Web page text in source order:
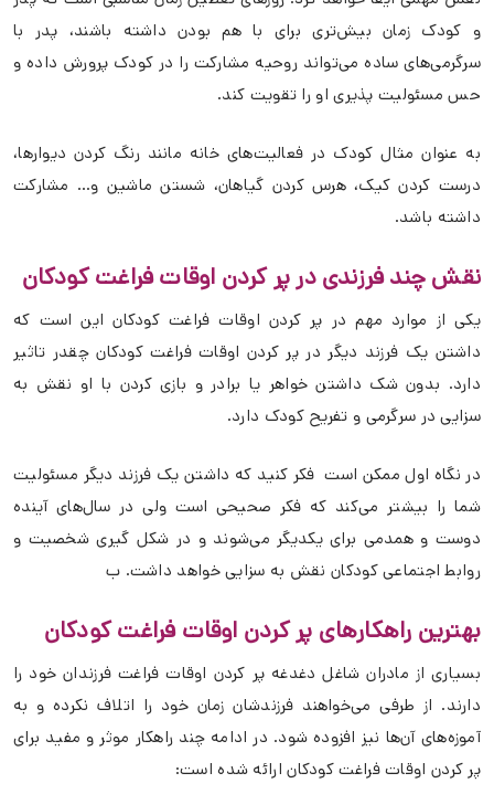
و کودک زمان بیش‌تری برای با هم بودن داشته باشند، پدر با
سرگرمی‌های ساده می‌تواند روحیه مشارکت را در کودک پرورش داده و
حس مسئولیت پذیری او را تقویت کند.
به عنوان مثال کودک در فعالیت‌های خانه مانند رنگ کردن دیوارها،
درست کردن کیک، هرس کردن گیاهان، شستن ماشین و… مشارکت
داشته باشد.
نقش چند فرزندی در پر کردن اوقات فراغت کودکان
یکی از موارد مهم در پر کردن اوقات فراغت کودکان این است که
داشتن یک فرزند دیگر در پر کردن اوقات فراغت کودکان چقدر تاثیر
دارد. بدون شک داشتن خواهر یا برادر و بازی کردن با او نقش به
سزایی در سرگرمی و تفریح کودک دارد.
در نگاه اول ممکن است فکر کنید که داشتن یک فرزند دیگر مسئولیت
شما را بیشتر می‌کند که فکر صحیحی است ولی در سال‌های آینده
دوست و همدمی برای یکدیگر می‌شوند و در شکل گیری شخصیت و
روابط اجتماعی کودکان نقش به سزایی خواهد داشت. ب
بهترین راهکارهای پر کردن اوقات فراغت کودکان
بسیاری از مادران شاغل دغدغه پر کردن اوقات فراغت فرزندان خود را
دارند. از طرفی می‌خواهند فرزندشان زمان خود را اتلاف نکرده و به
آموزه‌های آن‌ها نیز افزوده شود. در ادامه چند راهکار موثر و مفید برای
پر کردن اوقات فراغت کودکان ارائه شده است: